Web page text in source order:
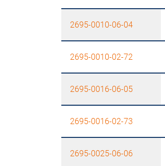
2695-0010-06-04
2695-0010-02-72
2695-0016-06-05
2695-0016-02-73
2695-0025-06-06